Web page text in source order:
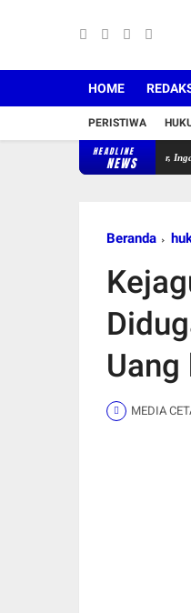
HOME
PERISTIWA
HEADLINE
NEWS
Tegur Pengendara Motor, Ingatkan
Beranda
Uang
MEDIA